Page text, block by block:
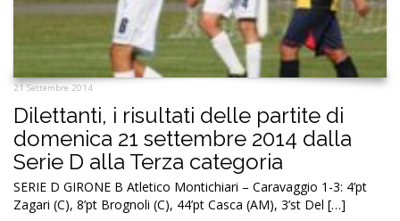
21 Settembre 2014
Dilettanti, i risultati delle partite di
domenica 21 settembre 2014 dalla
Serie D alla Terza categoria
SERIE D GIRONE B Atletico Montichiari – Caravaggio 1-3: 4’pt
Zagari (C), 8’pt Brognoli (C), 44’pt Casca (AM), 3’st Del […]